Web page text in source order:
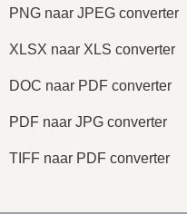
PNG naar JPEG converter
XLSX naar XLS converter
DOC naar PDF converter
PDF naar JPG converter
TIFF naar PDF converter